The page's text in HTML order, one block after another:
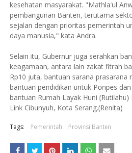
kesehatan masyarakat. "Mathla'ul
pembangunan Banten, terutama
sejalan dengan prioritas pemerintah
daya manusia," kata Andra.
Selain itu, Gubernur juga serahkan
keagamaan, antara lain zakat fitrah
Rp10 juta, bantuan sarana prasarana
bantuan pendidikan untuk Ponpes
bantuan Rumah Layak Huni
Link Cibunyuh, Kota Serang.(Renita)
Tags: Pemerintah Provinsi Banten